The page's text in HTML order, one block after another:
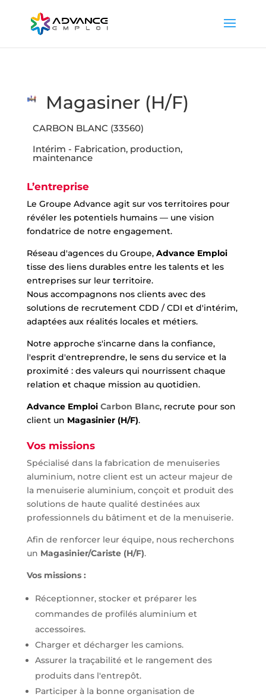
Magasiner (H/F)
CARBON BLANC (33560)
Intérim - Fabrication, production,
maintenance
L’entreprise
Le Groupe Advance agit sur vos territoires pour
révéler les potentiels humains — une vision
fondatrice de notre engagement.
Réseau d'agences du Groupe, Advance Emploi
tisse des liens durables entre les talents et les
entreprises sur leur territoire.
Nous accompagnons nos clients avec des
solutions de recrutement CDD / CDI et d'intérim,
adaptées aux réalités locales et métiers.
Notre approche s'incarne dans la confiance,
l'esprit d'entreprendre, le sens du service et la
proximité : des valeurs qui nourrissent chaque
relation et chaque mission au quotidien.
Advance Emploi Carbon Blanc, recrute pour son
client un Magasinier (H/F).
Vos missions
Spécialisé dans la fabrication de menuiseries
aluminium, notre client est un acteur majeur de
la menuiserie aluminium, conçoit et produit des
solutions de haute qualité destinées aux
professionnels du bâtiment et de la menuiserie.
Afin de renforcer leur équipe, nous recherchons
un Magasinier/Cariste (H/F).
Vos missions :
Réceptionner, stocker et préparer les
commandes de profilés aluminium et
accessoires.
Charger et décharger les camions.
Assurer la traçabilité et le rangement des
produits dans l'entrepôt.
Participer à la bonne organisation de